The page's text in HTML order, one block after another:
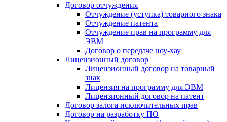
Договор отчуждения
Отчуждение (уступка) товарного знака
Отчуждение патента
Отчуждение прав на программу для
ЭВМ
Договор о передаче ноу-хау
Лицензионный договор
Лицензионный договор на товарный
знак
Лицензия на программу для ЭВМ
Лицензионный договор на патент
Договор залога исключительных прав
Договор на разработку ПО